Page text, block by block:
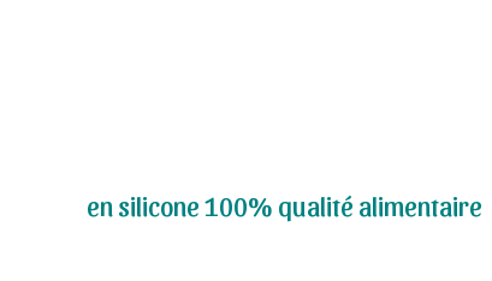
en silicone 100% qualité alimentaire